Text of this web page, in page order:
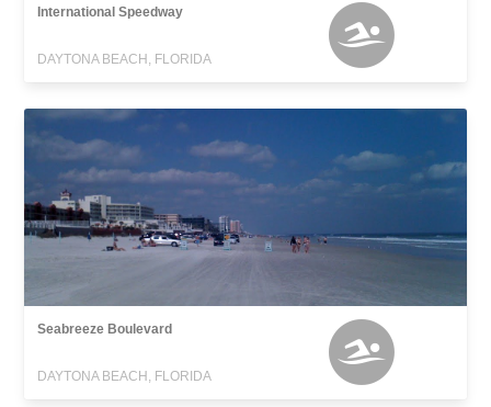
International Speedway
DAYTONA BEACH, FLORIDA
Seabreeze Boulevard
DAYTONA BEACH, FLORIDA